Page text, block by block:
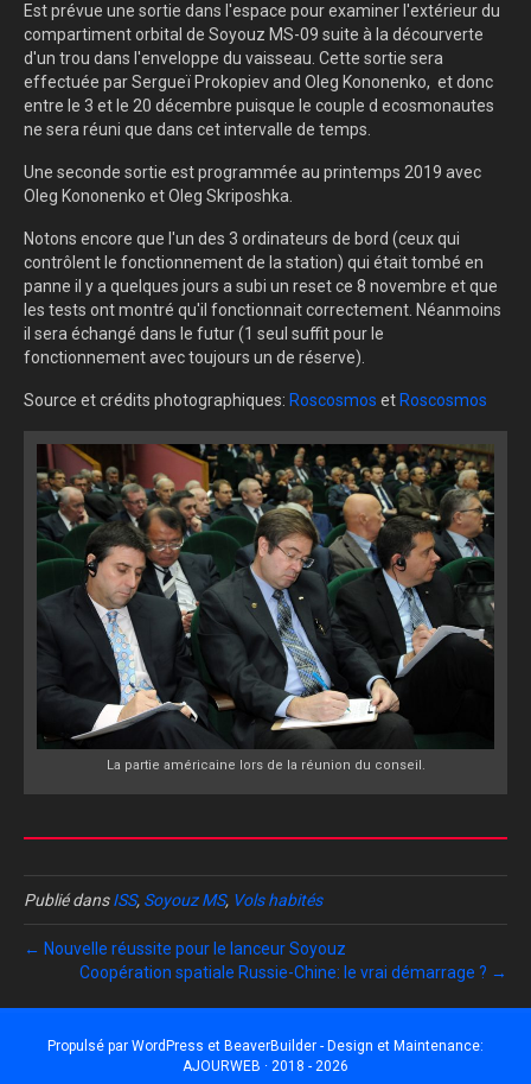
Est prévue une sortie dans l'espace pour examiner l'extérieur du
compartiment orbital de Soyouz MS-09 suite à la décourverte
d'un trou dans l'enveloppe du vaisseau. Cette sortie sera
effectuée parSergueï Prokopiev and Oleg Kononenko, et donc
entre le 3 et le 20 décembre puisque le couple d ecosmonautes
ne sera réuni que dans cet intervalle de temps.
Une seconde sortie est programmée au printemps 2019 avec
Oleg Kononenko et Oleg Skriposhka.
Notons encore que l'un des 3 ordinateurs de bord (ceux qui
contrôlent le fonctionnement de la station) qui était tombé en
panne il y a quelques jours a subi un reset ce 8 novembre et que
les tests ont montré qu'il fonctionnait correctement. Néanmoins
il sera échangé dans le futur (1 seul suffit pour le
fonctionnement avec toujours un de réserve).
Source et crédits photographiques: Roscosmos et Roscosmos
La partie américaine lors de la réunion du conseil.
Publié dansISS, Soyouz MS, Vols habités
← Nouvelle réussite pour le lanceur Soyouz
Coopération spatiale Russie-Chine: le vrai démarrage ? →
Propulsé par WordPress et BeaverBuilder - Design et Maintenance:
AJOURWEB · 2018 - 2026